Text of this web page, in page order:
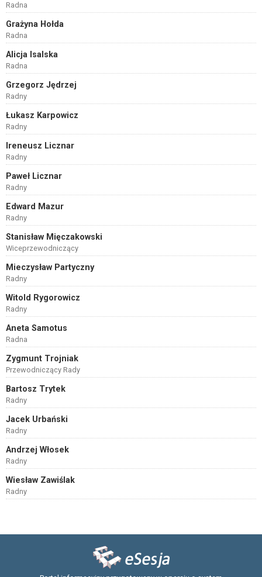
Radna
Grażyna Hołda
Radna
Alicja Isalska
Radna
Grzegorz Jędrzej
Radny
Łukasz Karpowicz
Radny
Ireneusz Licznar
Radny
Paweł Licznar
Radny
Edward Mazur
Radny
Stanisław Mięczakowski
Wiceprzewodniczący
Mieczysław Partyczny
Radny
Witold Rygorowicz
Radny
Aneta Samotus
Radna
Zygmunt Trojniak
Przewodniczący Rady
Bartosz Trytek
Radny
Jacek Urbański
Radny
Andrzej Włosek
Radny
Wiesław Zawiślak
Radny